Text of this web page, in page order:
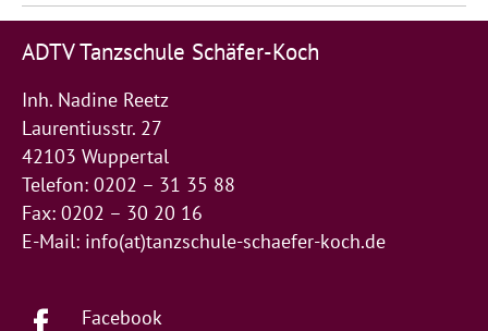
ADTV Tanzschule Schäfer-Koch
Inh. Nadine Reetz
Laurentiusstr. 27
42103 Wuppertal
Telefon: 0202 – 31 35 88
Fax: 0202 – 30 20 16
E-Mail: info(at)tanzschule-schaefer-koch.de
Facebook